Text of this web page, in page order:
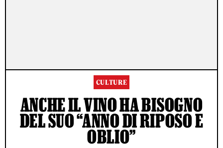
CULTURE
ANCHE IL VINO HA BISOGNO
DEL SUO “ANNO DI RIPOSO E
OBLIO”